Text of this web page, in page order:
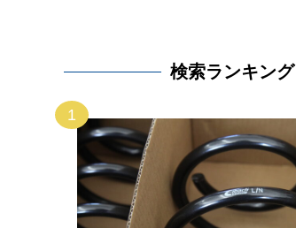
検索ランキング
1